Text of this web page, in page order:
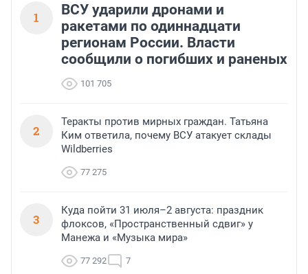
1
ВСУ ударили дронами и
ракетами по одиннадцати
регионам России. Власти
сообщили о погибших и раненых
101 705
2
Теракты против мирных граждан. Татьяна
Ким ответила, почему ВСУ атакует склады
Wildberries
77 275
3
Куда пойти 31 июля–2 августа: праздник
флоксов, «Пространственный сдвиг» у
Манежа и «Музыка мира»
77 292 7